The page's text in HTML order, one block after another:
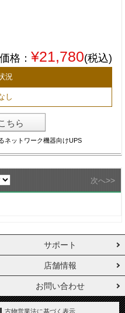
格： ¥21,780(税込)
況
し
ちら
ネットワーク機器向けUPS
次へ>>
サポート
店舗情報
お問い合わせ
古物営業法に基づく表示